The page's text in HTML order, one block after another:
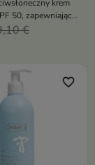
krem
50, zapewniający
UVA+UVB oraz
€
favorite_border